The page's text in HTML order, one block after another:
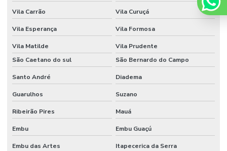
Vila Carrão Vila Curuçá
Vila Esperança Vila Formosa
Vila Matilde
Vila Prudente
São Caetano do sul
São Bernardo do Campo
Santo André Diadema
Guarulhos Suzano
Ribeirão Pires Mauá
Embu Embu Guaçú
Embu das Artes Itapecerica da Serra